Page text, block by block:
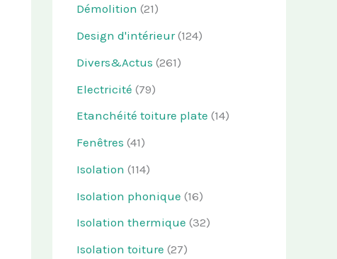
Démolition (21)
Design d'intérieur(124)
Divers&Actus (261)
Electricité (79)
Etanchéité toiture plate (14)
Fenêtres (41)
Isolation (114)
Isolation phonique (16)
Isolation thermique (32)
Isolation toiture (27)